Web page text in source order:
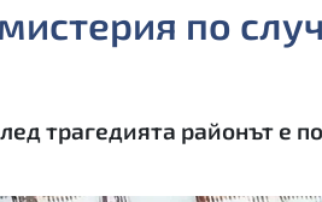
по
трагедията районът е